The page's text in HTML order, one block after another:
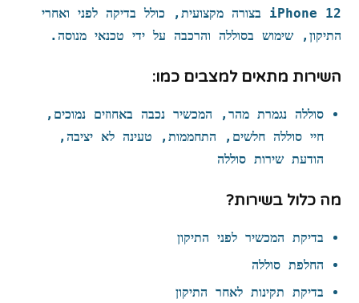
iPhone 12 בצורה מקצועית, כולל בדיקה לפני ואחרי
התיקון, שימוש בסוללה והרכבה על ידי טכנאי מנוסה.
השירות מתאים למצבים כמו:
סוללה נגמרת מהר, המכשיר נכבה באחוזים נמוכים,
חיי סוללה חלשים, התחממות, טעינה לא יציבה,
הודעת שירות סוללה
מה כלול בשירות?
בדיקת המכשיר לפני התיקון
החלפת סוללה
בדיקת תקינות לאחר התיקון